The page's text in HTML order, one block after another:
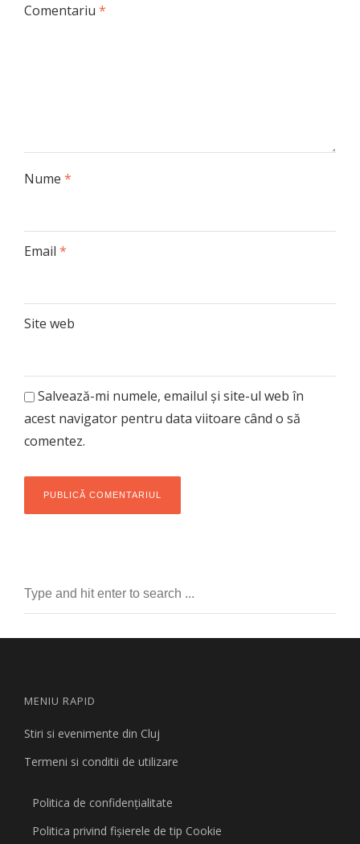
Comentariu *
Nume *
Email *
Site web
Salvează-mi numele, emailul și site-ul web în
acest navigator pentru data viitoare când o să
comentez.
MENIU RAPID
Stiri si evenimente din Cluj
Termeni si conditii de utilizare
Politica de confidențialitate
Politica privind fişierele de tip Cookie